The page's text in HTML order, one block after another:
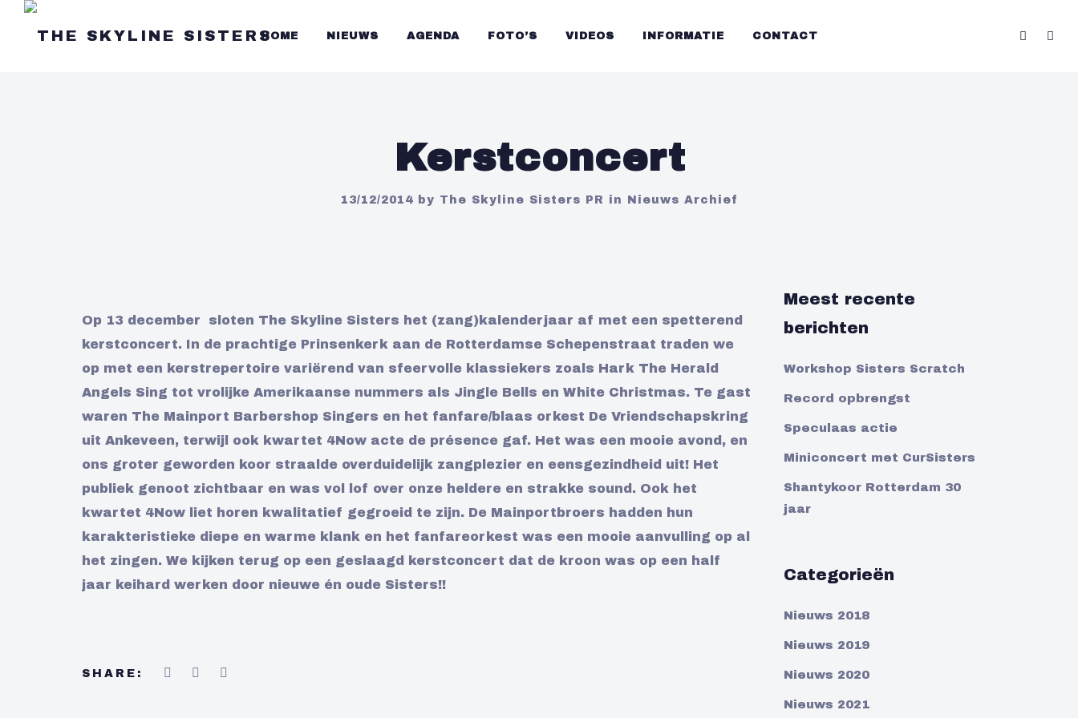
HOME NIEUWS AGENDA FOTO’S VIDEOS INFORMATIE CONTACT
Kerstconcert
13/12/2014 by The Skyline Sisters PR in Nieuws Archief
Op 13 december sloten The Skyline Sisters het (zang)kalenderjaar af met een spetterend
kerstconcert. In de prachtige Prinsenkerk aan de Rotterdamse Schepenstraat traden we
op met een kerstrepertoire variërend van sfeervolle klassiekers zoals Hark The Herald
Angels Sing tot vrolijke Amerikaanse nummers als Jingle Bells en White Christmas. Te gast
waren The Mainport Barbershop Singers en het fanfare/blaas orkest De Vriendschapskring
uit Ankeveen, terwijl ook kwartet 4Now acte de présence gaf. Het was een mooie avond, en
ons groter geworden koor straalde overduidelijk zangplezier en eensgezindheid uit! Het
publiek genoot zichtbaar en was vol lof over onze heldere en strakke sound. Ook het
kwartet 4Now liet horen kwalitatief gegroeid te zijn. De Mainportbroers hadden hun
karakteristieke diepe en warme klank en het fanfareorkest was een mooie aanvulling op al
het zingen. We kijken terug op een geslaagd kerstconcert dat de kroon was op een half
jaar keihard werken door nieuwe én oude Sisters!!
SHARE:
Meest recente
berichten
Workshop Sisters Scratch
Record opbrengst
Speculaas actie
Miniconcert met CurSisters
Shantykoor Rotterdam 30
jaar
Categorieën
Nieuws 2018
Nieuws 2019
Nieuws 2020
Nieuws 2021